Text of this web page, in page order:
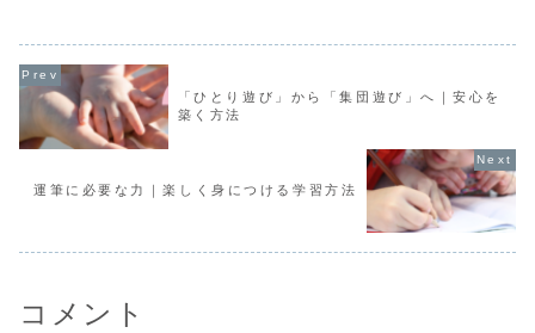
「ひとり遊び」から「集団遊び」へ｜安心を
築く方法
運筆に必要な力｜楽しく身につける学習方法
コメント